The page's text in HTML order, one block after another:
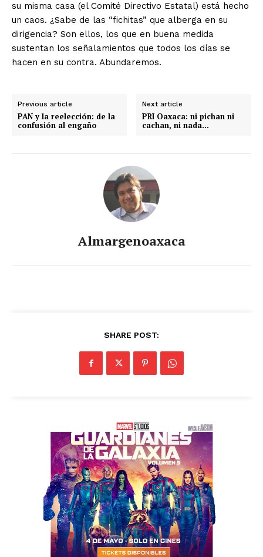
su misma casa (el Comité Directivo Estatal) está hecho
un caos. ¿Sabe de las “fichitas” que alberga en su
dirigencia? Son ellos, los que en buena medida
sustentan los señalamientos que todos los días se
hacen en su contra. Abundaremos.
Previous article
PAN y la reelección: de la
confusión al engaño
Next article
PRI Oaxaca: ni pichan ni
cachan, ni nada…
Almargenoaxaca
SHARE POST: